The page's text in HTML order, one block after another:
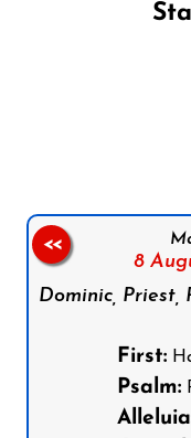
8
Dominic, Priest,
First:
Psalm:
<<